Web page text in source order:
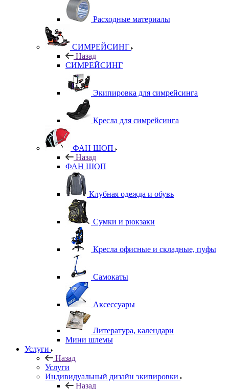
Расходные материалы
СИМРЕЙСИНГ
Назад
СИМРЕЙСИНГ
Экипировка для симрейсинга
Кресла для симрейсинга
ФАН ШОП
Назад
ФАН ШОП
Клубная одежда и обувь
Сумки и рюкзаки
Кресла офисные и складные, пуфы
Самокаты
Аксессуары
Литература, календари
Мини шлемы
Услуги
Назад
Услуги
Индивидуальный дизайн экипировки
Назад